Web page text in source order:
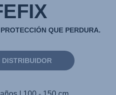
QUE PERDURA.